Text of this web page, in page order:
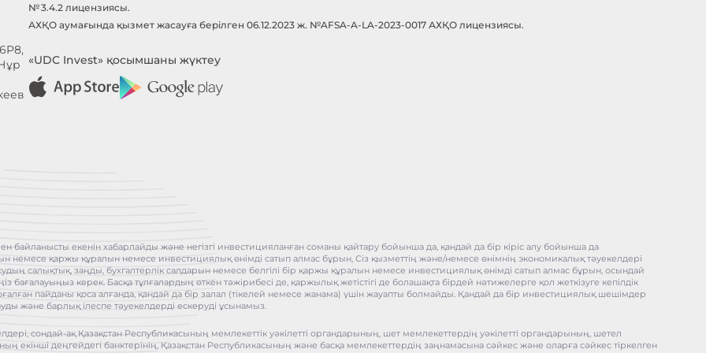
№ 3.4.2 лицензиясы.
АХҚО аумағында қызмет жасауға берілген 06.12.2023 ж. №AFSA-A-LA-2023-0017 АХҚО лицензиясы.
«UDC Invest» қосымшаны жүктеу
байланысты екенін хабарлайды және негізгі инвестицияланған соманы қайтару бойынша да, қандай да бір кіріс алу бойынша да
немесе қаржы құралын немесе инвестициялық өнімді сатып алмас бұрын, Сіз қызметтің және/немесе өнімнің экономикалық тәуекелдері
салықтық, заңды, бухгалтерлік салдарын немесе белгілі бір қаржы құралын немесе инвестициялық өнімді сатып алмас бұрын, осындай
бағалауыңыз керек. Басқа тұлғалардың өткен тәжірибесі де, қаржылық жетістігі де болашақта бірдей нәтижелерге қол жеткізуге кепілдік
пайданы қоса алғанда, қандай да бір залал (тікелей немесе жанама) үшін жауапты болмайды. Қандай да бір инвестициялық шешімдер
және барлық ілеспе тәуекелдерді ескеруді ұсынамыз.
сондай-ақ Қазақстан Республикасының мемлекеттік уәкілетті органдарының, шет мемлекеттердің уәкілетті органдарының, шетел
екінші деңгейдегі банктерінің, Қазақстан Республикасының және басқа мемлекеттердің заңнамасына сәйкес және оларға сәйкес тіркелген